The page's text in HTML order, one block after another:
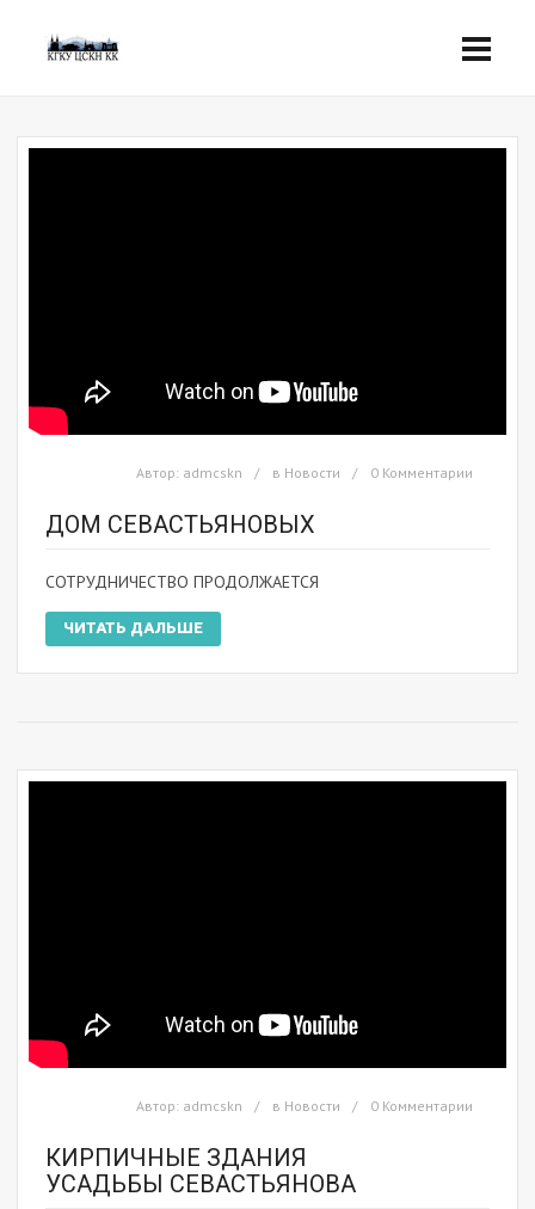
Автор: admcskn в Новости 0 Комментарии
ДОМ СЕВАСТЬЯНОВЫХ
СОТРУДНИЧЕСТВО ПРОДОЛЖАЕТСЯ
ЧИТАТЬ ДАЛЬШЕ
Автор: admcskn в Новости 0 Комментарии
КИРПИЧНЫЕ ЗДАНИЯ
УСАДЬБЫ СЕВАСТЬЯНОВА